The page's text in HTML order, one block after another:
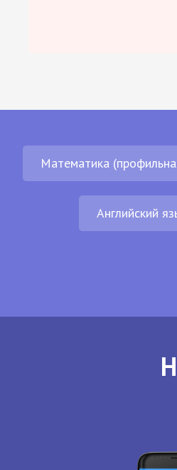
Математика
Английский